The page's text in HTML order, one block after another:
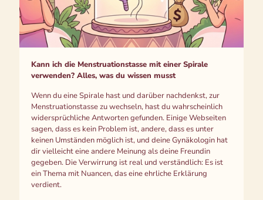
Kann ich die Menstruationstasse mit einer Spirale
verwenden? Alles, was du wissen musst
Wenn du eine Spirale hast und darüber nachdenkst, zur
Menstruationstasse zu wechseln, hast du wahrscheinlich
widersprüchliche Antworten gefunden. Einige Webseiten
sagen, dass es kein Problem ist, andere, dass es unter
keinen Umständen möglich ist, und deine Gynäkologin hat
dir vielleicht eine andere Meinung als deine Freundin
gegeben. Die Verwirrung ist real und verständlich: Es ist
ein Thema mit Nuancen, das eine ehrliche Erklärung
verdient.